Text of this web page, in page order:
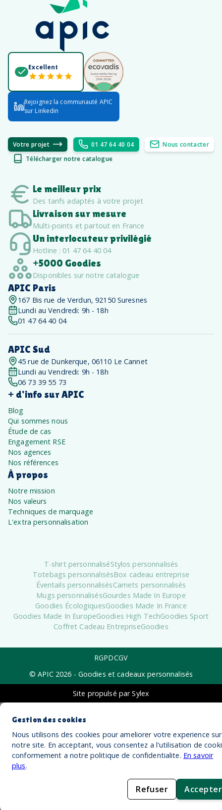
Excellent
Rejoignez la communauté APIC
sur Linkedin
Votre projet 01 47 64 40 04
Nous contacter
Télécharger notre catalogue
Le meilleur prix
Des tarifs adaptés à votre projet
Livraison sur mesure
Multi-points et partout en France
Un interlocuteur privilégié
Hotline : 01 47 64 40 04
+5000 Goodies
Disponibles sur notre catalogue
APIC Paris
167 Bis rue de Verdun, 92150 Suresnes
Lundi au Vendredi: 9h - 18h
01 47 64 40 04
APIC Sud
45 rue de Dunkerque, 06110 Le Cannet
Lundi au Vendredi: 9h - 18h
06 73 39 55 73
+ d'info sur APIC
Blog
Qui sommes nous
Étude de cas
Engagement RSE
Nos agences
Nos références
À propos
Notre mission
Nos valeurs
Techniques de marquage
L'extra personnalisation
T-shirt personnaliséStylos personnalisés
Totebags personnalisésBox cadeau entreprise
Éventails personnalisésCarnets personnalisés
Mugs personnalisésGourdes Made In Europe
Goodies ÉcologiquesGoodies Made In France
Goodies Made In EuropeGoodies High TechGoodies Sport
Coffret Cadeau EntrepriseGoodies
RGPDCGV
© APIC 2026 - Goodies et cadeaux personnalisés
Site propulsé par Sylex
Gestion des cookies
Nous utilisons des cookies pour ameliorer votre experience sur
notre site. En acceptant, vous consentez a l'utilisation de
conformement a notre politique de confidentialite. En savoir
plus.
Refuser Accepter